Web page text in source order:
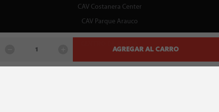
AGREGAR AL CARRO
CAV Costanera Center
CAV Parque Arauco